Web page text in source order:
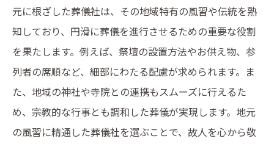
元に根ざした葬儀社は、その地域特有の風習や伝統を熟
知しており、円滑に葬儀を進行させるための重要な役割
を果たします。例えば、祭壇の設置方法やお供え物、参
列者の席順など、細部にわたる配慮が求められます。ま
た、地域の神社や寺院との連携もスムーズに行えるた
め、宗教的な行事とも調和した葬儀が実現します。地元
の風習に精通した葬儀社を選ぶことで、故人を心から敬